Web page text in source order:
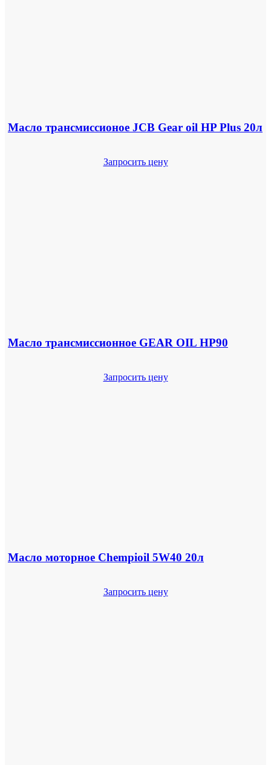
Масло трансмиссионое JCB Gear oil HP Plus 20л
Запросить цену
Масло трансмиссионное GEAR OIL HP90
Запросить цену
Масло моторное Chempioil 5W40 20л
Запросить цену